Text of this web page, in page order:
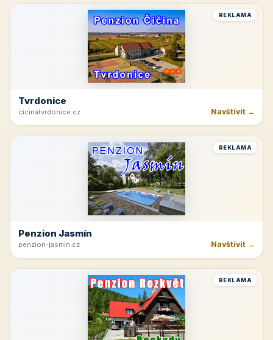
REKLAMA
Tvrdonice
cicinatvrdonice.cz Navštívit →
REKLAMA
Penzion Jasmín
penzion-jasmin.cz Navštívit →
REKLAMA